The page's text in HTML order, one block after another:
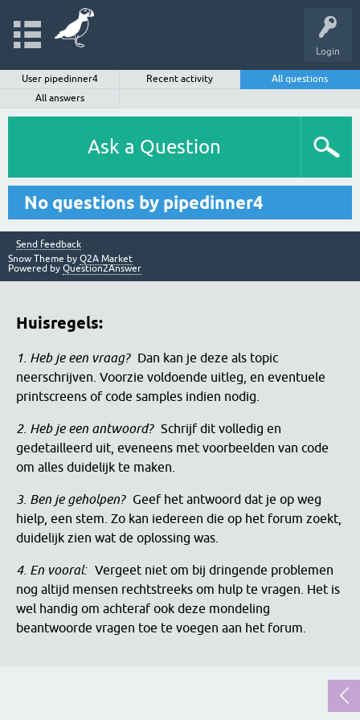
Login
User pipedinner4 Recent activity
All questions
All answers
Ask a Question
No questions by pipedinner4
Send feedback
Snow Theme by Q2A Market
Powered by Question2Answer
Huisregels:
1. Heb je een vraag?
Dan kan je deze als topic
neerschrijven. Voorzie voldoende uitleg, en eventuele
printscreens of code samples indien nodig.
2. Heb je een antwoord? Schrijf dit volledig en
gedetailleerd uit, eveneens met voorbeelden van code
om alles duidelijk te maken.
3. Ben je geholpen?
Geef het antwoord dat je op weg
hielp, een stem. Zo kan iedereen die op het forum zoekt,
duidelijk zien wat de oplossing was.
4. En vooral: Vergeet niet om bij dringende problemen
nog altijd mensen rechtstreeks om hulp te vragen. Het is
wel handig om achteraf ook deze mondeling
beantwoorde vragen toe te voegen aan het forum.